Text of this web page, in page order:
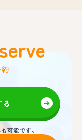
可能です。